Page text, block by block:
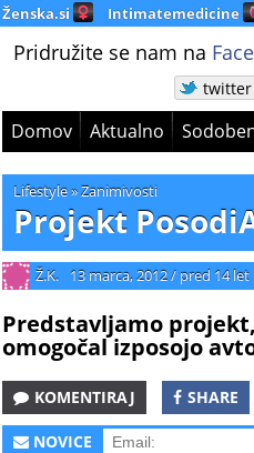
Ženska.si Intimatemedicine
Pridružite se nam na
twitter
Domov Aktualno
Lifestyle»Zanimivosti
Projekt
Ž.K. 13 marca, 2012/ pred 14 let
Predstavljamo
omogočal izposojo
KOMENTIRAJ SHARE
NOVICE